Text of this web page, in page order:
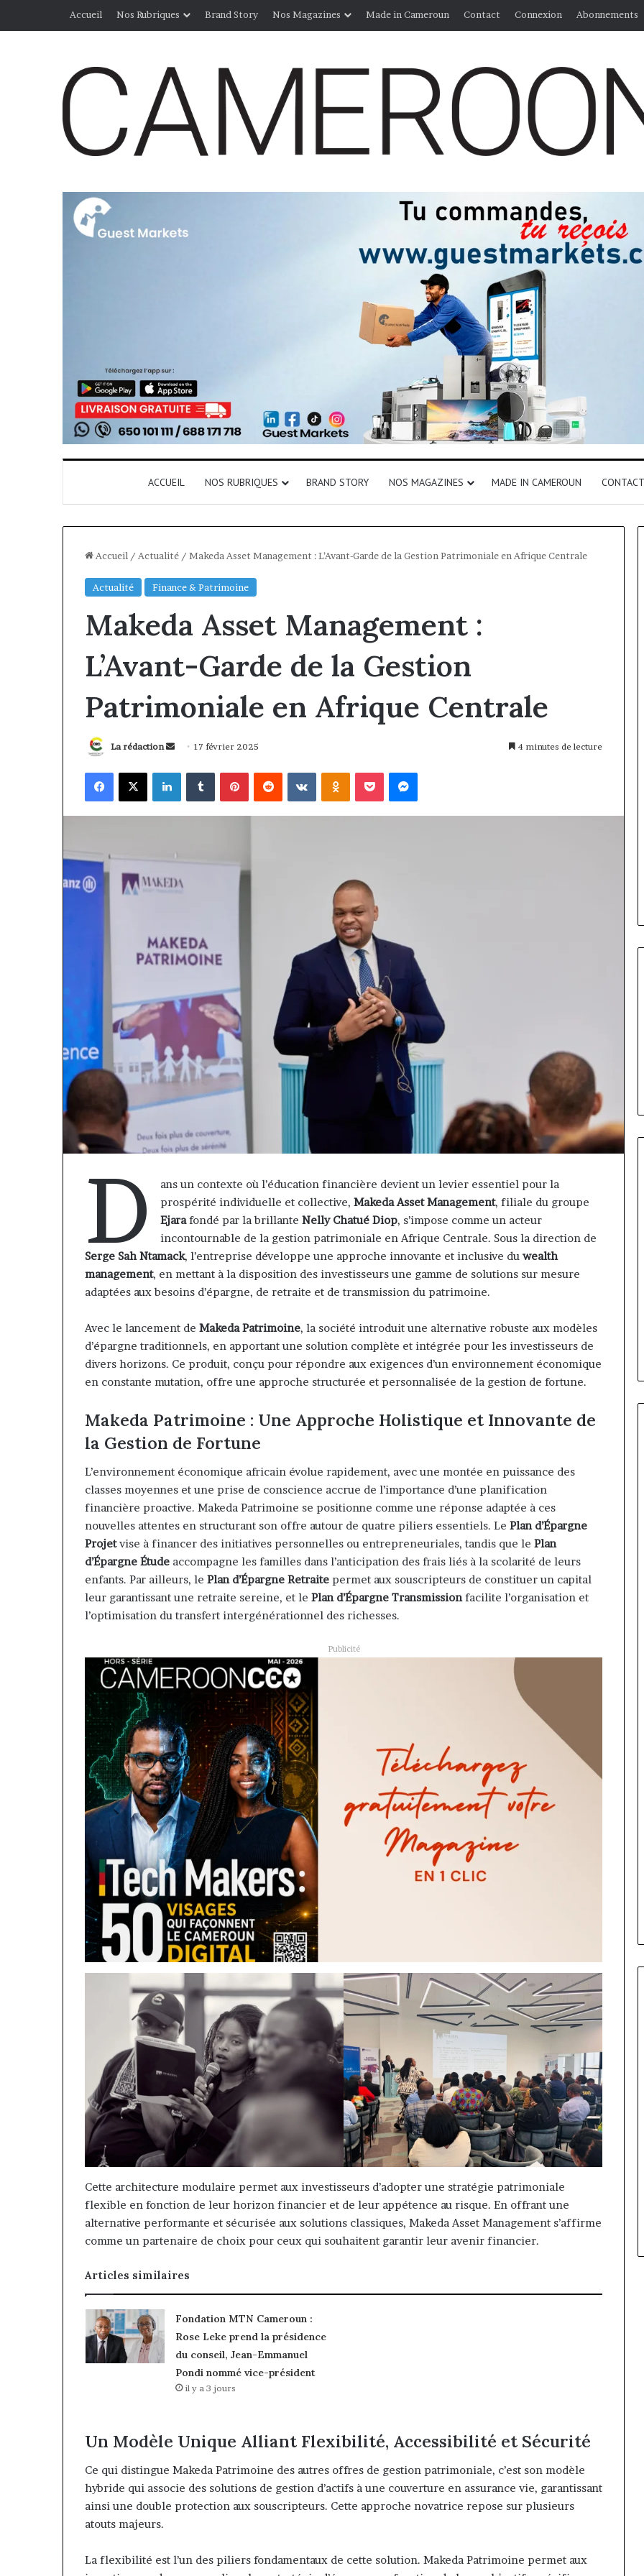
Accueil Nos Rubriques Brand Story Nos Magazines Made in Cameroun Contact Connexion Abonnements
ACCUEIL NOS RUBRIQUES BRAND STORY NOS MAGAZINES MADE IN CAMEROUN CONTACT
Accueil / Actualité / Makeda Asset Management : L’Avant-Garde de la Gestion Patrimoniale en Afrique Centrale
Actualité Finance & Patrimoine
Makeda Asset Management :
L’Avant-Garde de la Gestion
Patrimoniale en Afrique Centrale
La rédaction
Envoyer
courriel
17 février 2025 4 minutes de lecture
Facebook
X LinkedinTumblrPinterestReddit VKontakteOdnoklassniki
Pocket Messenger
D
ans un contexte où l’éducation financière devient un levier essentiel pour la
prospérité individuelle et collective, Makeda Asset Management, filiale du groupe
Ejarafondé par la brillante Nelly Chatué Diop, s’impose comme un acteur
incontournable de la gestion patrimoniale en Afrique Centrale. Sous la direction de
Serge Sah Ntamack, l’entreprise développe une approche innovante et inclusive du wealth
management, en mettant à la disposition des investisseurs une gamme de solutions sur mesure
adaptées aux besoins d’épargne, de retraite et de transmission du patrimoine.
Avec le lancement de Makeda Patrimoine, la société introduit une alternative robuste aux modèles
d’épargne traditionnels, en apportant une solution complète et intégrée pour les investisseurs de
divers horizons. Ce produit, conçu pour répondre aux exigences d’un environnement économique
en constante mutation, offre une approche structurée et personnalisée de la gestion de fortune.
Makeda Patrimoine : Une Approche Holistique et Innovante de
la Gestion de Fortune
L’environnement économique africain évolue rapidement, avec une montée en puissance des
classes moyennes et une prise de conscience accrue de l’importance d’une planification
financière proactive. Makeda Patrimoine se positionne comme une réponse adaptée à ces
nouvelles attentes en structurant son offre autour de quatre piliers essentiels. Le Plan d’Épargne
Projetvise à financer des initiatives personnelles ou entrepreneuriales, tandis que le Plan
d’Épargne Étude accompagne les familles dans l’anticipation des frais liés à la scolarité de leurs
enfants. Par ailleurs, le Plan d’Épargne Retraite permet aux souscripteurs de constituer un capital
leur garantissant une retraite sereine, et le Plan d’Épargne Transmissionfacilite l’organisation et
l’optimisation du transfert intergénérationnel des richesses.
Publicité
Cette architecture modulaire permet aux investisseurs d’adopter une stratégie patrimoniale
flexible en fonction de leur horizon financier et de leur appétence au risque. En offrant une
alternative performante et sécurisée aux solutions classiques, Makeda Asset Management s’affirme
comme un partenaire de choix pour ceux qui souhaitent garantir leur avenir financier.
Articles similaires
Fondation MTN Cameroun :
Rose Leke prend la présidence
du conseil, Jean-Emmanuel
Pondi nommé vice-président
il y a 3 jours
Un Modèle Unique Alliant Flexibilité, Accessibilité et Sécurité
Ce qui distingue Makeda Patrimoine des autres offres de gestion patrimoniale, c’est son modèle
hybride qui associe des solutions de gestion d’actifs à une couverture en assurance vie, garantissant
ainsi une double protection aux souscripteurs. Cette approche novatrice repose sur plusieurs
atouts majeurs.
La flexibilité est l’un des piliers fondamentaux de cette solution. Makeda Patrimoine permet aux
Afri
Insurance
et
AfriLife
Insurance
Philippe
nommé
Directeur
Général
par
intérim,
de
pour
Ngniwake
il y a 1 semaine
Afri Insurance et AfriLife
Insurance : Philippe Kanga
intérim, fin de mandat pour
Norbert Ngniwake
Marcelle
Monkam
Siayojie
prend
de
Maroc
il y a 1 jour
prend les commandes de Jumia
Maroc